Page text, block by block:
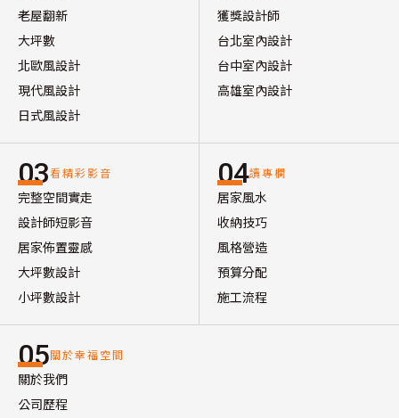
老屋翻新
大坪數
北歐風設計
現代風設計
日式風設計
獲獎設計師
台北室內設計
台中室內設計
高雄室內設計
03看精彩影音
完整空間實走
設計師短影音
居家佈置靈感
大坪數設計
小坪數設計
04讀專欄
居家風水
收納技巧
風格營造
預算分配
施工流程
05關於幸福空間
關於我們
公司歷程